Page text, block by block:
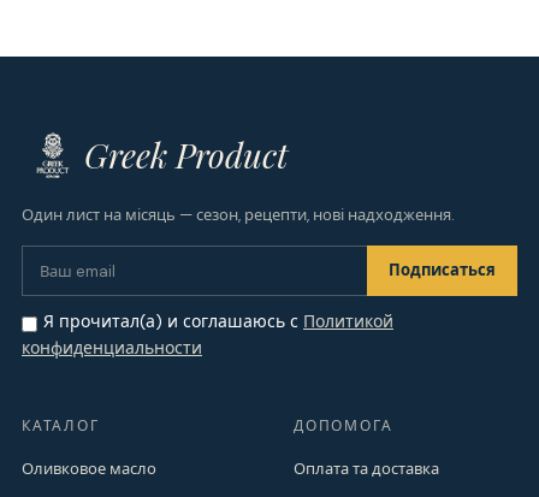
Greek Product
Один лист на місяць — сезон, рецепти, нові надходження.
Я прочитал(а) и соглашаюсь с Политикой
конфиденциальности
КАТАЛОГ
Оливковое масло
ДОПОМОГА
Оплата та доставка